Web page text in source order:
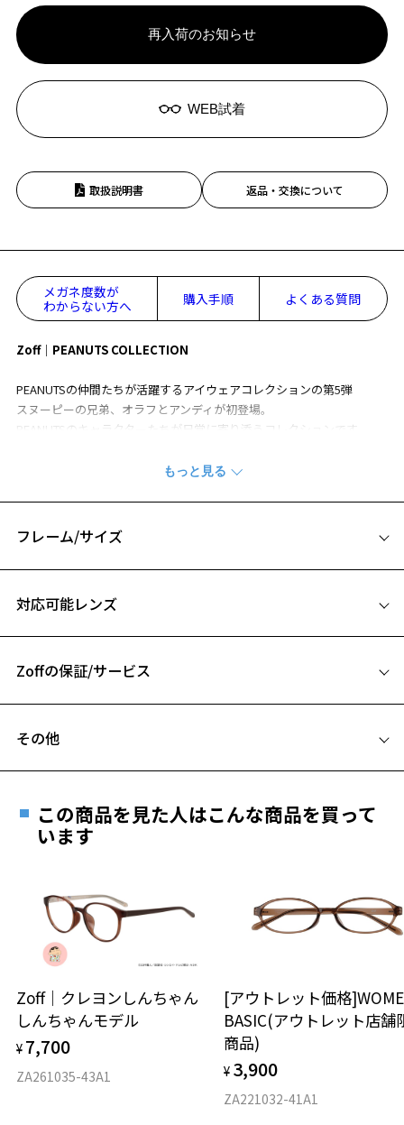
お気に入りに追加済です。
お気に入りリストはこちら
再入荷のお知らせ
WEB試着
取扱説明書 返品・交換について
メガネ度数が
わからない方へ
購入手順 よくある質問
Zoff│PEANUTS COLLECTION
PEANUTSの仲間たちが活躍するアイウェアコレクションの第5弾
スヌーピーの兄弟、オラフとアンディが初登場。
PEANUTSのキャラクターたちが日常に寄り添うコレクションです。
［Evening］きらびやかなメタルのあしらいが、特別なひとときに華を
高級感のあるテンプルには、さりげなくスヌーピーたちの足あとが。
バチ先に施したシルエットがアクセントのボストン型フレームです。
※柄や色味の出方に個体差があり、画像と異なる場合がございます。
Zoff│PEANUTS COLLECTION ページをみる
ズ、汚れなどがあるB級品ではございません。
フレーム/サイズ
B ブリッジ(鼻部分)の横幅：20mm
お持ちのZoffメガネサイズを確認するには？
仕上がり寸法
D 仕上がりの横幅：約138mm
対応可能レンズ
フレームとレンズの合計料金を知りたい方へ
Zoffの保証/サービス
安心1 フレーム１年間品質保証
きます。
※保証期間内に交換が行われた場合、保証期間は初期の期間から
延長されません。
安心2 視力測定無料
視力の変化を早めに発見するために、定期的な視
力測定をおすすめいたします。
安心3 かかり具合調整無料
その他
ご希望のお客さまは、「レンズ交換券」をお選びのうえ、
最寄りのZoff実店舗にてレンズをお買い求めください。
※サングラスやパッケージ品では「レンズ交換券」はお選び
談ください。
＜メガネの度数情報がわからない方へ＞
オンラインストアでフレームのみ購入して、
実店舗で度付きにできます
ご購入時に「レンズ交換券」をお選びいただくと、実店舗で
度数を測定のうえ、度付きレンズ（標準セットレンズ）へ無
この商品を見た人はこんな商品を買って
います
Zoff｜クレヨンしんちゃん
しんちゃんモデル
¥ 7,700
ZA261035-43A1
[アウトレット価格
BASIC(アウトレット店舗
商品)
¥ 3,900
ZA221032-41A1